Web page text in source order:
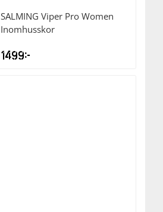
SALMING Viper Pro Women
Inomhusskor
1499kr